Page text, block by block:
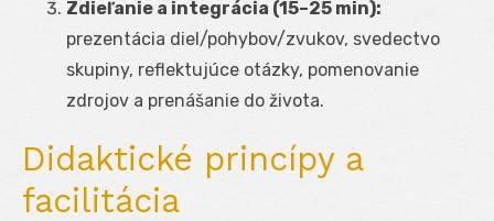
Zdieľanie a integrácia (15–25 min):
prezentácia diel/pohybov/zvukov, svedectvo
skupiny, reflektujúce otázky, pomenovanie
zdrojov a prenášanie do života.
Didaktické princípy a
facilitácia